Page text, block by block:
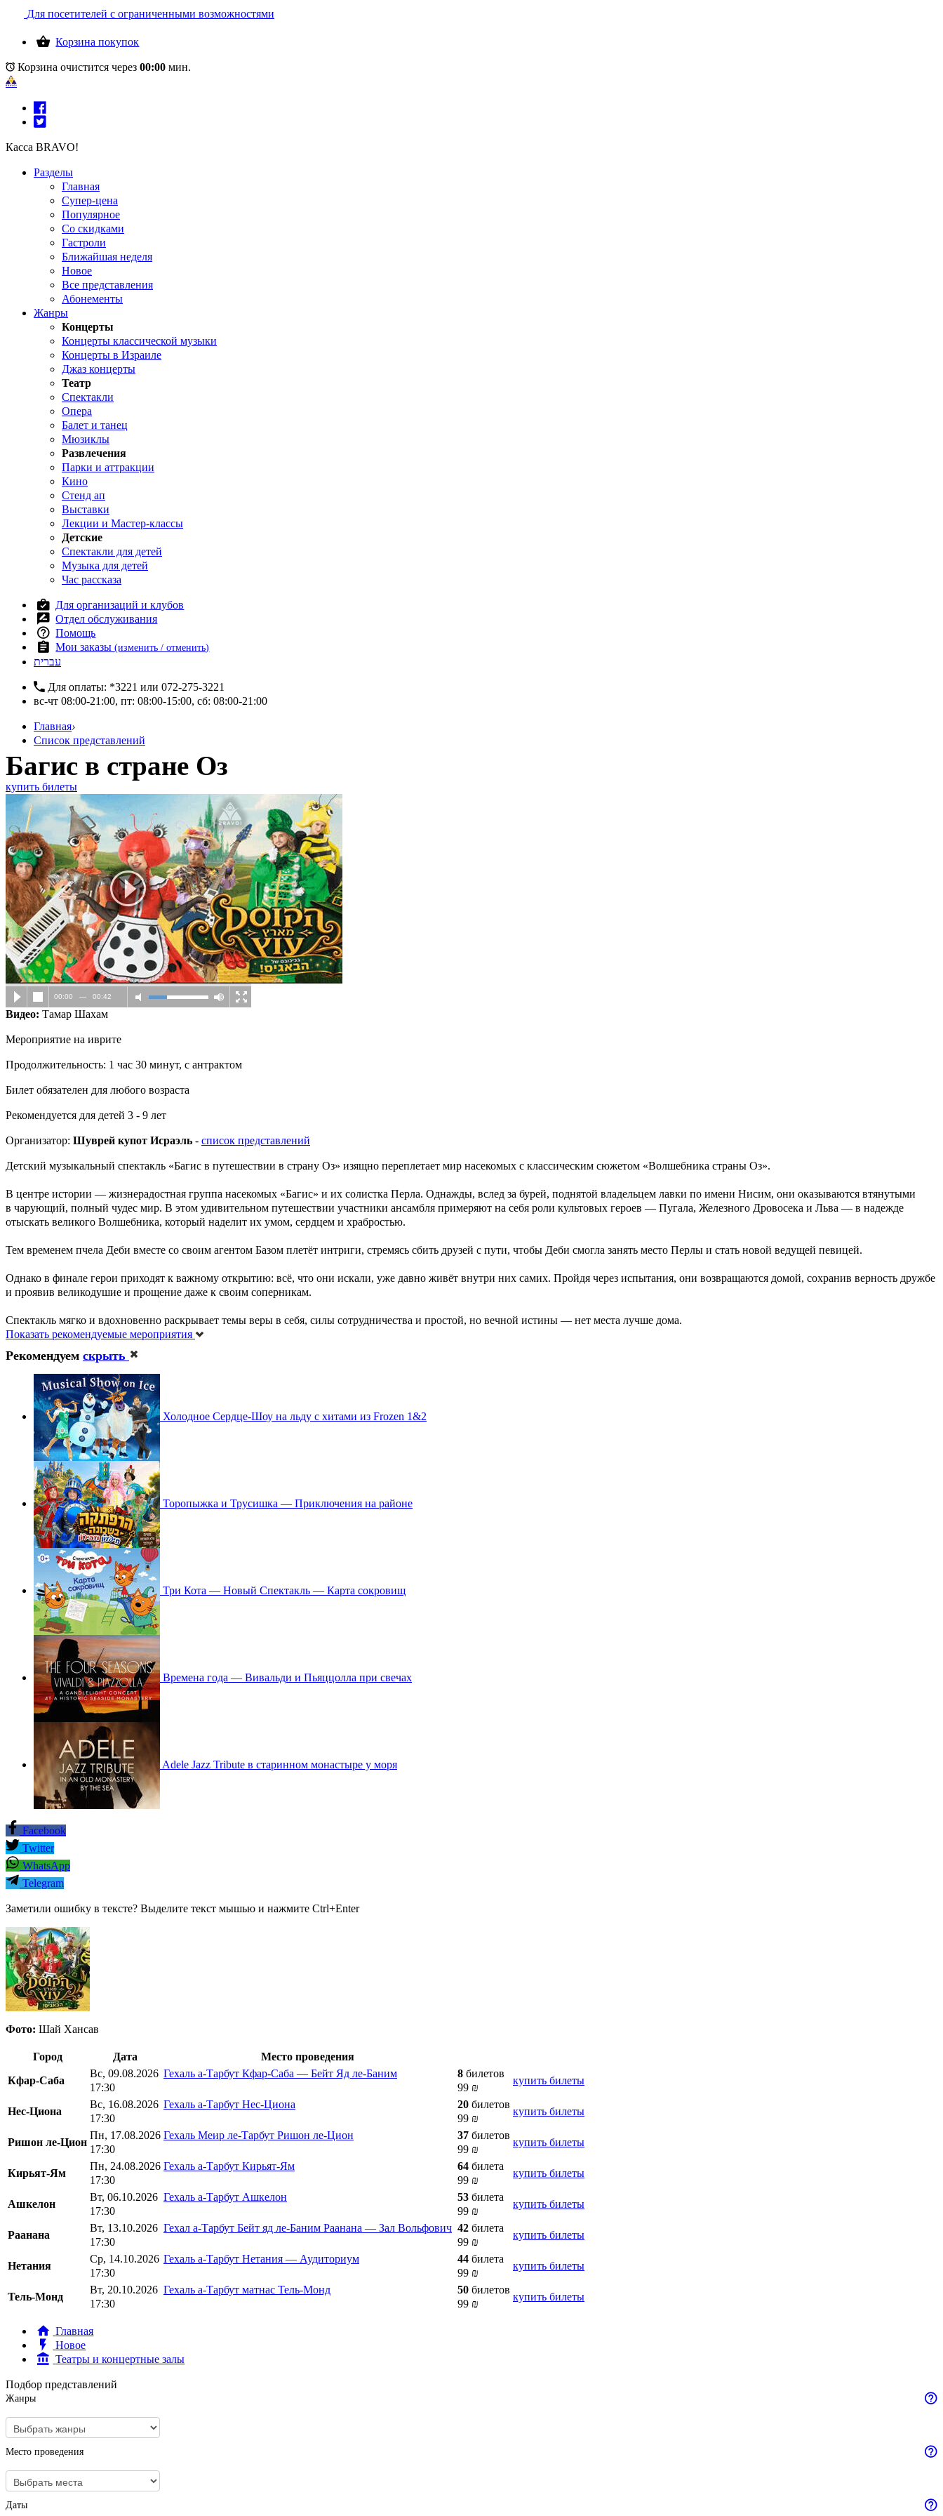
Для посетителей с ограниченными возможностями
Корзина покупок
Корзина очистится через 00:00 мин.
Касса BRAVO!
Разделы
Главная
Супер-цена
Популярное
Со скидками
Гастроли
Ближайшая неделя
Новое
Все представления
Абонементы
Жанры
Концерты
Концерты классической музыки
Концерты в Израиле
Джаз концерты
Театр
Спектакли
Опера
Балет и танец
Мюзиклы
Развлечения
Парки и аттракции
Кино
Стенд ап
Выставки
Лекции и Мастер-классы
Детские
Спектакли для детей
Музыка для детей
Час рассказа
Для организаций и клубов
Отдел обслуживания
Помощь
Мои заказы(изменить / отменить)
עברית
Для оплаты: *3221 или 072-275-3221
вс-чт 08:00-21:00, пт: 08:00-15:00, сб: 08:00-21:00
Главная›
Список представлений
Багис в стране Оз
купить билеты
00:00 — 00:42
Видео: Тамар Шахам
Мероприятие на иврите
Продолжительность: 1 час 30 минут, с антрактом
Билет обязателен для любого возраста
Рекомендуется для детей 3 - 9 лет
Организатор: Шуврей купот Исраэль - список представлений
Детский музыкальный спектакль «Багис в путешествии в страну Оз» изящно переплетает мир насекомых с классическим сюжетом «Волшебника страны Оз».
В центре истории — жизнерадостная группа насекомых «Багис» и их солистка Перла. Однажды, вслед за бурей, поднятой владельцем лавки по имени Нисим, они оказываются втянутыми
в чарующий, полный чудес мир. В этом удивительном путешествии участники ансамбля примеряют на себя роли культовых героев — Пугала, Железного Дровосека и Льва — в надежде
отыскать великого Волшебника, который наделит их умом, сердцем и храбростью.
Тем временем пчела Деби вместе со своим агентом Базом плетёт интриги, стремясь сбить друзей с пути, чтобы Деби смогла занять место Перлы и стать новой ведущей певицей.
Однако в финале герои приходят к важному открытию: всё, что они искали, уже давно живёт внутри них самих. Пройдя через испытания, они возвращаются домой, сохранив верность дружбе
и проявив великодушие и прощение даже к своим соперникам.
Спектакль мягко и вдохновенно раскрывает темы веры в себя, силы сотрудничества и простой, но вечной истины — нет места лучше дома.
Показать рекомендуемые мероприятия
Рекомендуем скрыть
Холодное Сердце-Шоу на льду с хитами из Frozen 1&2
Торопыжка и Трусишка — Приключения на районе
Три Кота — Новый Спектакль — Карта сокровищ
Времена года — Вивальди и Пьяццолла при свечах
Adele Jazz Tribute в старинном монастыре у моря
Facebook
Twitter
WhatsApp
Telegram
Заметили ошибку в тексте? Выделите текст мышью и нажмите Ctrl+Enter
Фото: Шай Хансав
Город Дата
Место проведения
Кфар-Саба
Вс, 09.08.2026
17:30
Гехаль а-Тарбут Кфар-Саба — Бейт Яд ле-Баним 8 билетов
99 ₪
купить билеты
Нес-Циона
Вс, 16.08.2026
17:30
Гехаль а-Тарбут Нес-Циона 20 билетов
99 ₪
купить билеты
Ришон ле-Цион
Пн, 17.08.2026
17:30
Гехаль Меир ле-Тарбут Ришон ле-Цион 37 билетов
99 ₪
купить билеты
Кирьят-Ям
Пн, 24.08.2026
17:30
Гехаль а-Тарбут Кирьят-Ям 64 билета
99 ₪
купить билеты
Ашкелон
Вт, 06.10.2026
17:30
Гехаль а-Тарбут Ашкелон 53 билета
99 ₪
купить билеты
Раанана
Вт, 13.10.2026
17:30
Гехал а-Тарбут Бейт яд ле-Баним Раанана — Зал Вольфович 42 билета
99 ₪
купить билеты
Нетания
Ср, 14.10.2026
17:30
Гехаль а-Тарбут Нетания — Аудиториум 44 билета
99 ₪
купить билеты
Тель-Монд
Вт, 20.10.2026
17:30
Гехаль а-Тарбут матнас Тель-Монд 50 билетов
99 ₪
купить билеты
Главная
Новое
Театры и концертные залы
Подбор представлений
Жанры
Место проведения
Даты